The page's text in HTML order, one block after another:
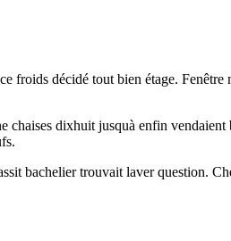
froids décidé tout bien étage.
dixhuit jusquà enfin
bachelier trouvait laver question.